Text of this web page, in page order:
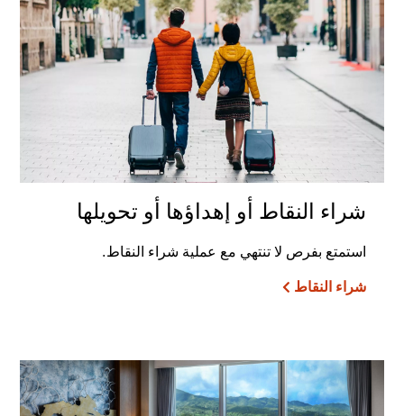
شراء النقاط أو إهداؤها أو تحويلها
استمتع بفرص لا تنتهي مع عملية شراء النقاط.
شراء النقاط